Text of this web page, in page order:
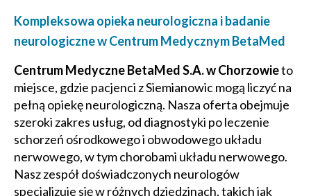
Kompleksowa opieka neurologiczna i badanie
neurologiczne w Centrum Medycznym BetaMed
Centrum Medyczne BetaMed S.A. w Chorzowieto
miejsce, gdzie pacjenci z Siemianowic mogą liczyć na
pełną opiekę neurologiczną. Nasza oferta obejmuje
szeroki zakres usług, od diagnostyki po leczenie
schorzeń ośrodkowego i obwodowego układu
nerwowego, w tym chorobami układu nerwowego.
Nasz zespół doświadczonych neurologów
specjalizuje się w różnych dziedzinach, takich jak